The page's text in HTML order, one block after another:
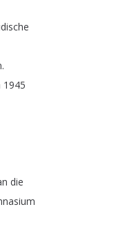
.
1945
die